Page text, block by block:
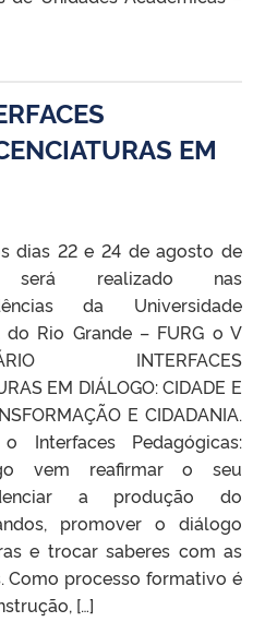
EM
dias 22 e 24 de agosto de
será realizado nas
da Universidade
do Rio Grande – FURG o V
INTERFACES
EM DIÁLOGO: CIDADE E
E CIDADANIA.
Pedagógicas:
vem reafirmar o seu
a produção do
promover o diálogo
e trocar saberes com as
Como processo formativo é
[…]